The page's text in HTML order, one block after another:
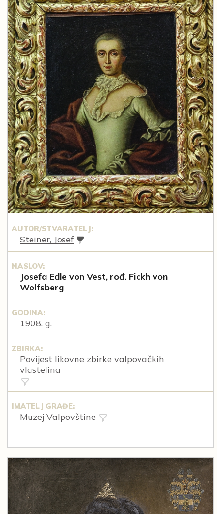
AUTOR/STVARATELJ:
Steiner, Josef
NASLOV:
Josefa Edle von Vest, rođ. Fickh von
Wolfsberg
GODINA:
1908. g.
ZBIRKA:
Povijest likovne zbirke valpovačkih
vlastelina
IMATELJ GRAĐE:
Muzej Valpovštine